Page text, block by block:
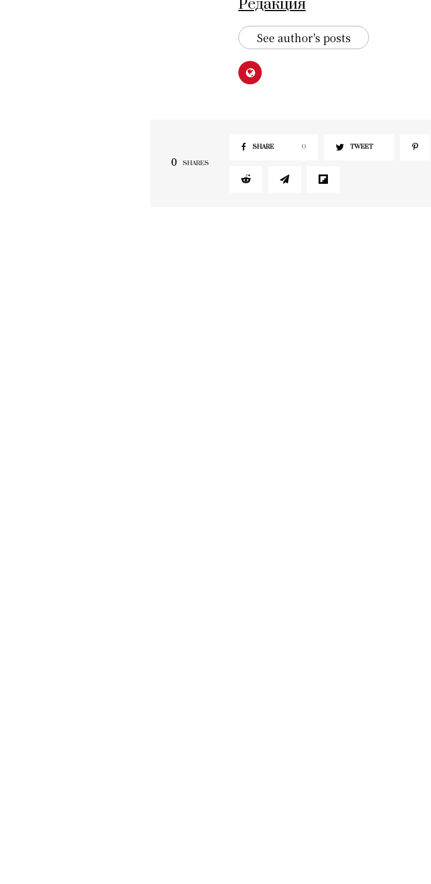
Редакция
See author's posts
0 SHARES
SHARE 0 TWEET